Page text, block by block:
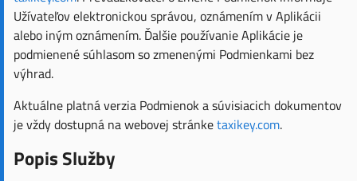
Užívateľov elektronickou správou, oznámením v Aplikácii
alebo iným oznámením. Ďalšie používanie Aplikácie je
podmienené súhlasom so zmenenými Podmienkami bez
výhrad.
Aktuálne platná verzia Podmienok a súvisiacich dokumentov
je vždy dostupná na webovej stránketaxikey.com.
Popis Služby